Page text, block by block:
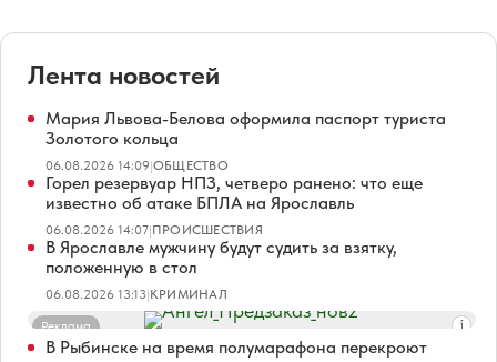
Лента новостей
Мария Львова-Белова оформила паспорт туриста
Золотого кольца
06.08.2026 14:09|ОБЩЕСТВО
Горел резервуар НПЗ, четверо ранено: что еще
известно об атаке БПЛА на Ярославль
06.08.2026 14:07|ПРОИСШЕСТВИЯ
В Ярославле мужчину будут судить за взятку,
положенную в стол
06.08.2026 13:13|КРИМИНАЛ
Реклама
В Рыбинске на время полумарафона перекроют